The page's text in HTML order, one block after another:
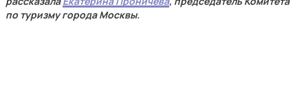
по туризму города Москвы.